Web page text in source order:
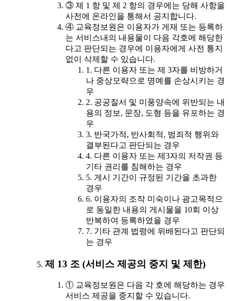
③ 제 1 항 및 제 2 항의 경우에는 당해 사항을
사전에 온라인을 통해서 공지합니다.
④ 교육정보원은 이용자가 게재 또는 등록하
는 서비스내의 내용물이 다음 각호에 해당한
다고 판단되는 경우에 이용자에게 사전 통지
없이 삭제할 수 있습니다.
1. 다른 이용자 또는 제 3자를 비방하거
나 중상모략으로 명예를 손상시키는 경
우
2. 공공질서 및 미풍양속에 위반되는 내
용의 정보, 문장, 도형 등을 유포하는 경
우
3. 반국가적, 반사회적, 범죄적 행위와
결부된다고 판단되는 경우
4. 다른 이용자 또는 제3자의 저작권 등
기타 권리를 침해하는 경우
5. 게시 기간이 규정된 기간을 초과한
경우
6. 이용자의 조작 미숙이나 광고목적으
로 동일한 내용의 게시물을 10회 이상
반복하여 등록하였을 경우
7. 기타 관계 법령에 위배된다고 판단되
는 경우
제 13 조 (서비스 제공의 중지 및 제한)
① 교육정보원은 다음 각 호에 해당하는 경우
서비스 제공을 중지할 수 있습니다.